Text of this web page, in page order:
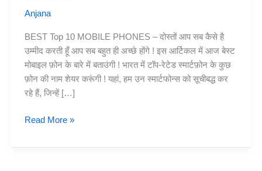
Anjana
BEST Top 10 MOBILE PHONES – दोस्तों आप सब कैसे है
उम्मीद करती हूँ आप सब बहुत ही अच्छे होंगे ! इस आर्टिकल में आज बेस्ट
मोबाइल फ़ोन के बारे में बताउंगी ! भारत में टॉप-रेटेड स्मार्टफ़ोन के कुछ
फ़ोन की नाम शेयर करूंगी ! यहां, हम उन स्मार्टफोन्स को सूचीबद्ध कर
रहे हैं, जिन्हें […]
BEST
10
Read More »